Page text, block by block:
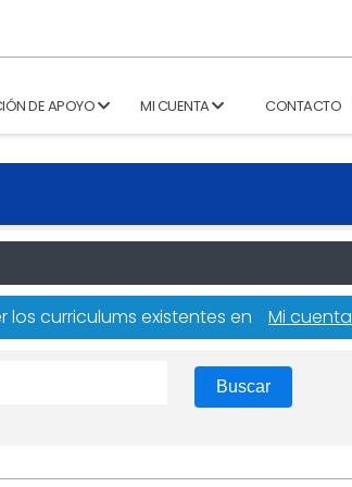
DE APOYO MI CUENTA CONTACTO
curriculums existentes en Mi cuenta
Buscar